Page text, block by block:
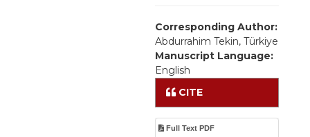
Corresponding Author:
Abdurrahim Tekin, Türkiye
Manuscript Language:
English
CITE
Full Text PDF